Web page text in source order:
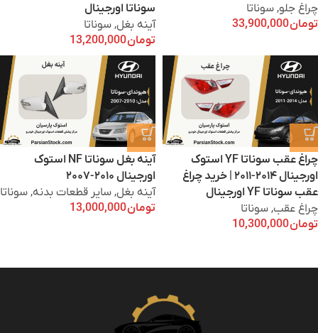
چراغ جلو, سوناتا
تومان
سوناتا اورجینال
آینه بغل, سوناتا
تومان
چراغ عقب سوناتا YF استوک
اورجینال ۲۰۱۴-۲۰۱۱ | خرید چراغ
عقب سوناتا YF اورجینال
چراغ عقب, سوناتا
تومان
آینه بغل سوناتا NF استوک
اورجینال ۲۰۱۰-۲۰۰۷
آینه بغل, سایر قطعات بدنه, سوناتا
تومان